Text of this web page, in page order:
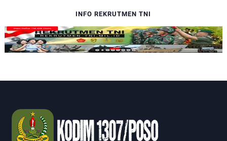
INFO REKRUTMEN TNI